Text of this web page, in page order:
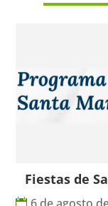
Fiestas de